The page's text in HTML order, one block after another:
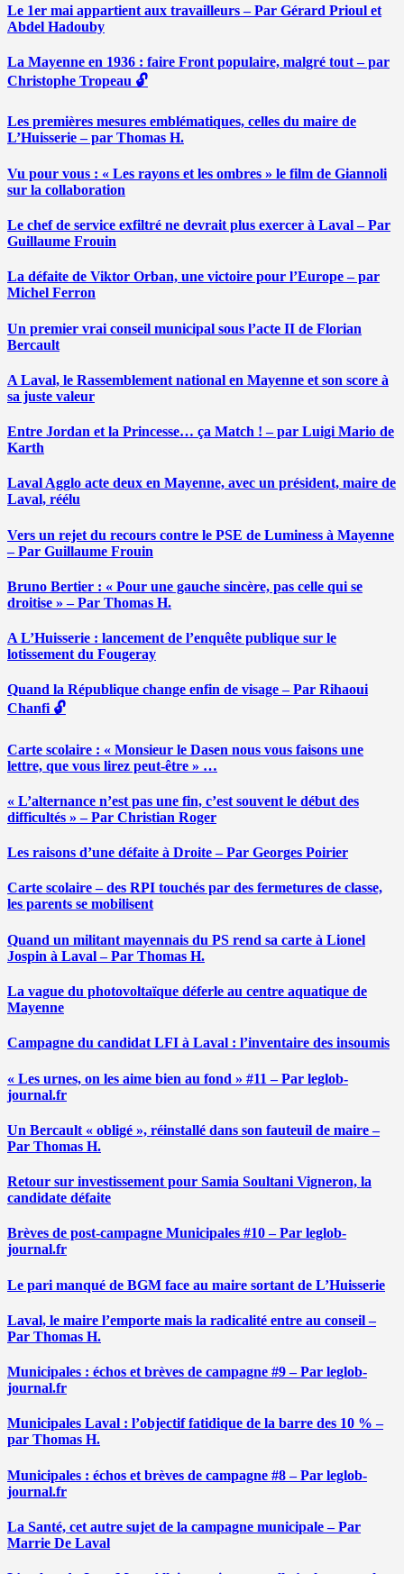
Le 1er mai appartient aux travailleurs – Par Gérard Prioul et
Abdel Hadouby
La Mayenne en 1936 : faire Front populaire, malgré tout – par
Christophe Tropeau 🔓
Les premières mesures emblématiques, celles du maire de
L’Huisserie – par Thomas H.
Vu pour vous : « Les rayons et les ombres » le film de Giannoli
sur la collaboration
Le chef de service exfiltré ne devrait plus exercer à Laval – Par
Guillaume Frouin
La défaite de Viktor Orban, une victoire pour l’Europe – par
Michel Ferron
Un premier vrai conseil municipal sous l’acte II de Florian
Bercault
A Laval, le Rassemblement national en Mayenne et son score à
sa juste valeur
Entre Jordan et la Princesse… ça Match ! – par Luigi Mario de
Karth
Laval Agglo acte deux en Mayenne, avec un président, maire de
Laval, réélu
Vers un rejet du recours contre le PSE de Luminess à Mayenne
– Par Guillaume Frouin
Bruno Bertier : « Pour une gauche sincère, pas celle qui se
droitise » – Par Thomas H.
A L’Huisserie : lancement de l’enquête publique sur le
lotissement du Fougeray
Quand la République change enfin de visage – Par Rihaoui
Chanfi 🔓
Carte scolaire : « Monsieur le Dasen nous vous faisons une
lettre, que vous lirez peut-être » …
« L’alternance n’est pas une fin, c’est souvent le début des
difficultés » – Par Christian Roger
Les raisons d’une défaite à Droite – Par Georges Poirier
Carte scolaire – des RPI touchés par des fermetures de classe,
les parents se mobilisent
Quand un militant mayennais du PS rend sa carte à Lionel
Jospin à Laval – Par Thomas H.
La vague du photovoltaïque déferle au centre aquatique de
Mayenne
Campagne du candidat LFI à Laval : l’inventaire des insoumis
« Les urnes, on les aime bien au fond » #11 – Par leglob-
journal.fr
Un Bercault « obligé », réinstallé dans son fauteuil de maire –
Par Thomas H.
Retour sur investissement pour Samia Soultani Vigneron, la
candidate défaite
Brèves de post-campagne Municipales #10 – Par leglob-
journal.fr
Le pari manqué de BGM face au maire sortant de L’Huisserie
Laval, le maire l’emporte mais la radicalité entre au conseil –
Par Thomas H.
Municipales : échos et brèves de campagne #9 – Par leglob-
journal.fr
Municipales Laval : l’objectif fatidique de la barre des 10 % –
par Thomas H.
Municipales : échos et brèves de campagne #8 – Par leglob-
journal.fr
La Santé, cet autre sujet de la campagne municipale – Par
Marrie De Laval